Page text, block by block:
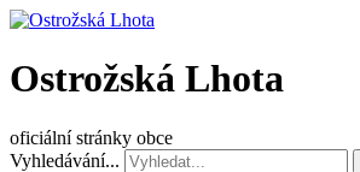
Ostrožská Lhota
oficiální stránky obce
Vyhledávání...